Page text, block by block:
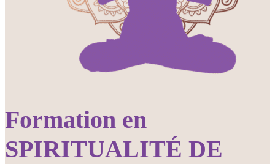
Formation en
SPIRITUALITÉ DE